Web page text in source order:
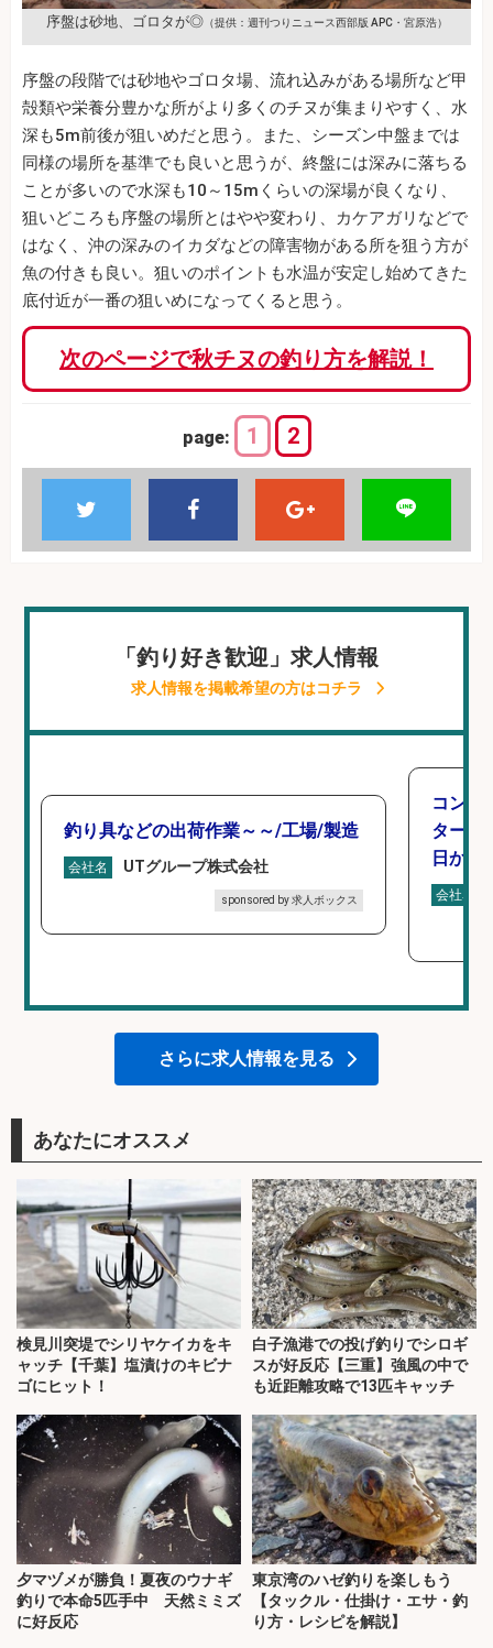
序盤は砂地、ゴロタが◎（提供：週刊つりニュース西部版 APC・宮原浩）
序盤の段階では砂地やゴロタ場、流れ込みがある場所など甲
殻類や栄養分豊かな所がより多くのチヌが集まりやすく、水
深も5m前後が狙いめだと思う。また、シーズン中盤までは
同様の場所を基準でも良いと思うが、終盤には深みに落ちる
ことが多いので水深も10～15mくらいの深場が良くなり、
狙いどころも序盤の場所とはやや変わり、カケアガリなどで
はなく、沖の深みのイカダなどの障害物がある所を狙う方が
魚の付きも良い。狙いのポイントも水温が安定し始めてきた
底付近が一番の狙いめになってくると思う。
次のページで秋チヌの釣り方を解説！
page: 1 2
「釣り好き歓迎」求人情報
求人情報を掲載希望の方はコチラ
釣り具などの出荷作業～～/工場/製造
会社名 UTグループ株式会社
sponsored by 求人ボックス
コンビ
タート
日から
会社名
さらに求人情報を見る
あなたにオススメ
検見川突堤でシリヤケイカをキ
ャッチ【千葉】塩漬けのキビナ
ゴにヒット！
白子漁港での投げ釣りでシロギ
スが好反応【三重】強風の中で
も近距離攻略で13匹キャッチ
夕マヅメが勝負！夏夜のウナギ
釣りで本命5匹手中 天然ミミズ
に好反応
東京湾のハゼ釣りを楽しもう
【タックル・仕掛け・エサ・釣
り方・レシピを解説】